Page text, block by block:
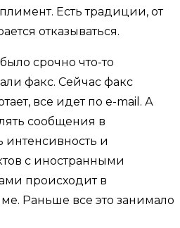
Есть традиции, от
отказываться.
срочно что-то
факс. Сейчас факс
все идет по e-mail. А
сообщения в
интенсивность и
с иностранными
происходит в
Раньше все это занимало